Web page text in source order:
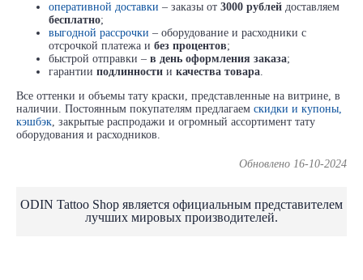
оперативной доставки – заказы от 3000 рублей доставляем
бесплатно;
выгодной рассрочки – оборудование и расходники с
отсрочкой платежа и без процентов;
быстрой отправки – в день оформления заказа;
гарантии подлинности и качества товара.
Все оттенки и объемы тату краски, представленные на витрине, в
наличии. Постоянным покупателям предлагаем скидки и купоны,
кэшбэк, закрытые распродажи и огромный ассортимент тату
оборудования и расходников.
Обновлено 16-10-2024
ODIN Tattoo Shop является официальным представителем
лучших мировых производителей.